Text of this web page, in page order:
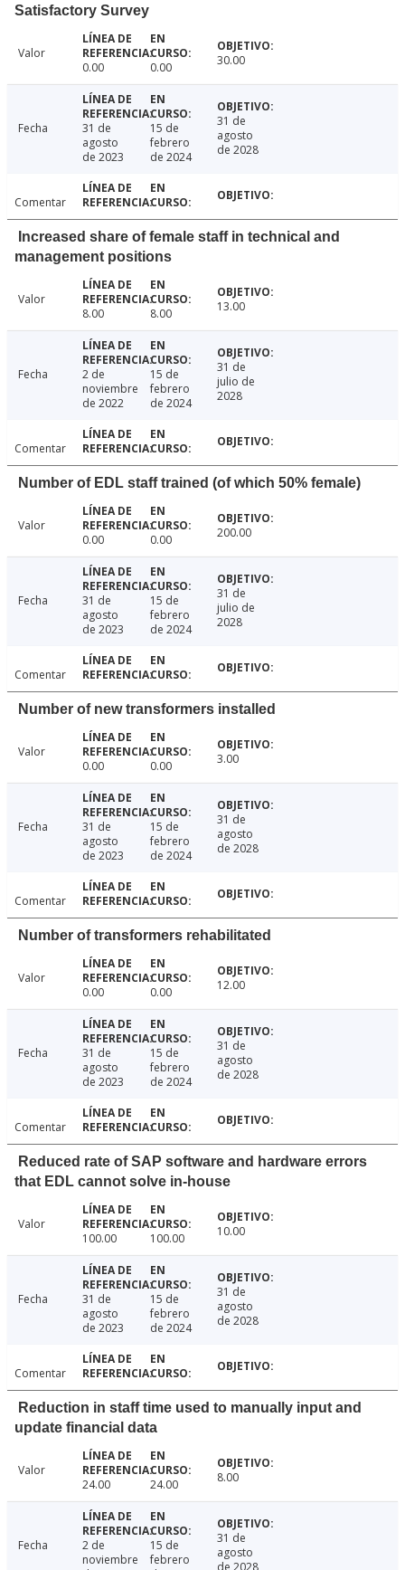
Satisfactory Survey
Valor
0.00
0.00 30.00
Fecha
31 de
agosto
de 2023
15 de
febrero
de 2024
31 de
agosto
de 2028
Comentar
Increased share of female staff in technical and
management positions
Valor
8.00
8.00 13.00
Fecha
2 de
noviembre
de 2022
15 de
febrero
de 2024
31 de
julio de
2028
Comentar
Number of EDL staff trained (of which 50% female)
Valor
0.00
0.00 200.00
Fecha
31 de
agosto
de 2023
15 de
febrero
de 2024
31 de
julio de
2028
Comentar
Number of new transformers installed
Valor
0.00
0.00 3.00
Fecha
31 de
agosto
de 2023
15 de
febrero
de 2024
31 de
agosto
de 2028
Comentar
Number of transformers rehabilitated
Valor
0.00
0.00 12.00
Fecha
31 de
agosto
de 2023
15 de
febrero
de 2024
31 de
agosto
de 2028
Comentar
Reduced rate of SAP software and hardware errors
that EDL cannot solve in-house
Valor
100.00
100.00 10.00
Fecha
31 de
agosto
de 2023
15 de
febrero
de 2024
31 de
agosto
de 2028
Comentar
Reduction in staff time used to manually input and
update financial data
Valor
24.00
24.00 8.00
Fecha
2 de
noviembre
15 de
febrero
31 de
agosto